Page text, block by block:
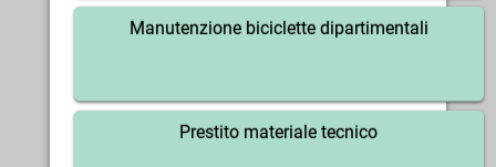
Manutenzione biciclette dipartimentali
Prestito materiale tecnico